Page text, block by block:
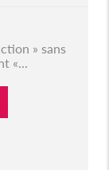
» sans
«...